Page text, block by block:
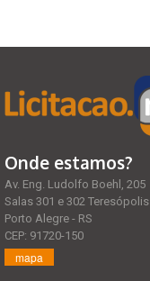
Onde estamos?
Av. Eng. Ludolfo Boehl, 205
Salas 301 e 302 Teresópolis
Porto Alegre - RS
CEP: 91720-150
mapa